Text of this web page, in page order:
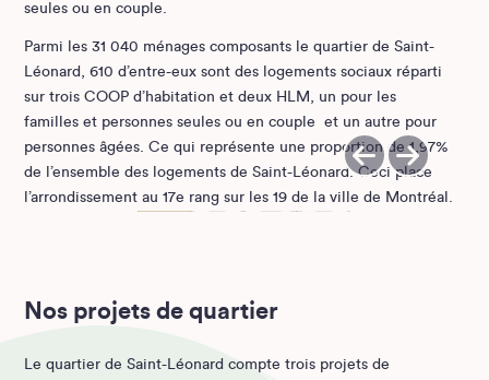
seules ou en couple.
Parmi les 31 040 ménages composants le quartier de Saint-
Léonard, 610 d’entre-eux sont des logements sociaux réparti
sur trois COOP d’habitation et deux HLM, un pour les
familles et personnes seules ou en couple et un autre pour
personnes âgées. Ce qui représente une proportion de 1,97%
de l’ensemble des logements de Saint-Léonard. Ceci place
l’arrondissement au 17e rang sur les 19 de la ville de Montréal.
Nos projets de quartier
Le quartier de Saint-Léonard compte trois projets de